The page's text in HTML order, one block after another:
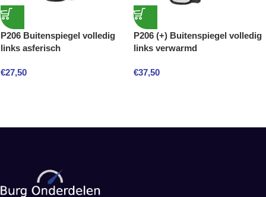
P206 Buitenspiegel volledig
links asferisch
€27,50
P206 (+) Buitenspiegel volledig
links verwarmd
€37,50